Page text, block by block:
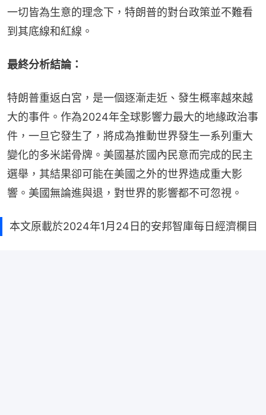
一切皆為生意的理念下，特朗普的對台政策並不難看
到其底線和紅線。
最終分析結論：
特朗普重返白宮，是一個逐漸走近、發生概率越來越
大的事件。作為2024年全球影響力最大的地緣政治事
件，一旦它發生了，將成為推動世界發生一系列重大
變化的多米諾骨牌。美國基於國內民意而完成的民主
選舉，其結果卻可能在美國之外的世界造成重大影
響。美國無論進與退，對世界的影響都不可忽視。
本文原載於2024年1月24日的安邦智庫每日經濟欄目